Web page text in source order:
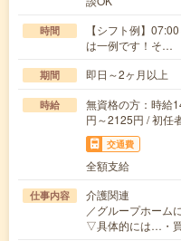
時間
【シフト例】
は一例です！そ…
期間 即日～2ヶ月以上
時給
無資格の方：時給
円～2125円 / 初任
交通費
全額支給
仕事内容
介護関連
／グループホーム
▽具体的には…・